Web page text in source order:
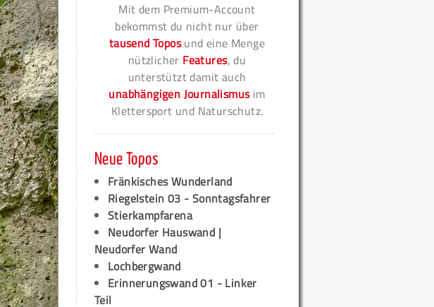
Mit dem Premium-Account
bekommst du nicht nur über
tausend Toposund eine Menge
nützlicher Features, du
unterstützt damit auch
unabhängigen Journalismusim
Klettersport und Naturschutz.
Neue Topos
Fränkisches Wunderland
Riegelstein 03 - Sonntagsfahrer
Stierkampfarena
Neudorfer Hauswand |
Neudorfer Wand
Lochbergwand
Erinnerungswand 01 - Linker
Teil